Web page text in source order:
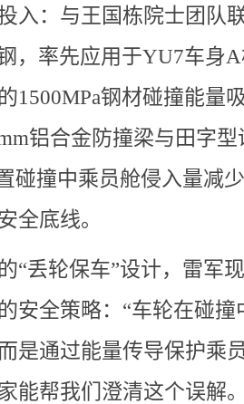
入：与王国栋院士团队
，率先应用于YU7车身
1500MPa钢材碰撞能量
铝合金防撞梁与田字型
碰撞中乘员舱侵入量减
全底线。
“丢轮保车”设计，雷军
安全策略：“车轮在碰撞
是通过能量传导保护乘
能帮我们澄清这个误解